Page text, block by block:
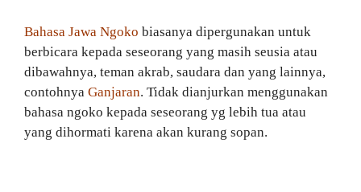
Bahasa Jawa Ngoko biasanya dipergunakan untuk
berbicara kepada seseorang yang masih seusia atau
dibawahnya, teman akrab, saudara dan yang lainnya,
contohnya Ganjaran. Tidak dianjurkan menggunakan
bahasa ngoko kepada seseorang yg lebih tua atau
yang dihormati karena akan kurang sopan.